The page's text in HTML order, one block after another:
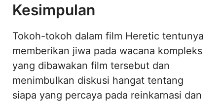
Kesimpulan
Tokoh-tokoh dalam film Heretic tentunya
memberikan jiwa pada wacana kompleks
yang dibawakan film tersebut dan
menimbulkan diskusi hangat tentang
siapa yang percaya pada reinkarnasi dan